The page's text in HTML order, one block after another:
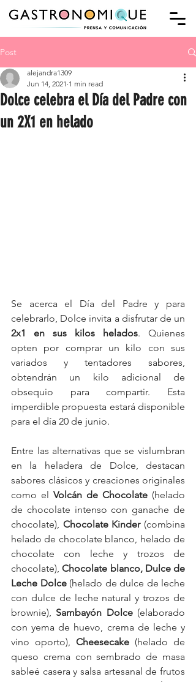
Post
Dolce celebra el Día del Padre con
un 2X1 en helado
alejandra1309
Jun 14, 2021 1 min read
Se acerca el Día del Padre y para
2x1 en sus kilos helados. Quienes
opten por comprar un kilo con sus
variados y tentadores sabores,
obtendrán un kilo adicional de
obsequio para compartir. Esta
imperdible propuesta estará disponible
para el día 20 de junio.
Entre las alternativas que se vislumbran
en la heladera de Dolce, destacan
sabores clásicos y creaciones originales
como el Volcán de Chocolate (helado
de chocolate intenso con ganache de
chocolate), Chocolate Kinder (combina
helado de chocolate blanco, helado de
chocolate con leche y trozos de
chocolate), Chocolate blanco, Dulce de
Leche Dolce (helado de dulce de leche
con dulce de leche natural y trozos de
brownie), Sambayón Dolce (elaborado
con yema de huevo, crema de leche y
vino oporto), Cheesecake (helado de
queso crema con sembrado de masa
sableé casera y salsa artesanal de frutos